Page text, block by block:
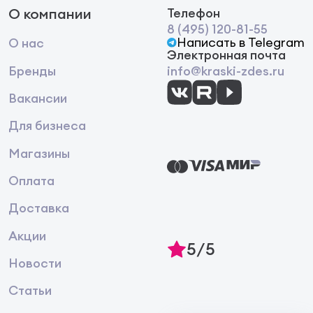
О компании
О нас
Бренды
Вакансии
Для бизнеса
Магазины
Оплата
Доставка
Акции
Новости
Статьи
Телефон
8 (495) 120-81-55
Написать в Telegram
Электронная почта
info@kraski-zdes.ru
5/5